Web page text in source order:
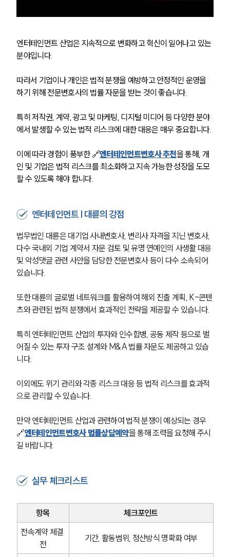
엔터테인먼트 산업은 지속적으로 변화하고 혁신이 일어나고 있는
분야입니다.
따라서 기업이나 개인은 법적 분쟁을 예방하고 안정적인 운영을
하기 위해 전문변호사의 법률 자문을 받는 것이 좋습니다.
특히 저작권, 계약, 광고 및 마케팅, 디지털 미디어 등 다양한 분야
에서 발생할 수 있는 법적 리스크에 대한 대응은 매우 중요합니다.
이에 따라 경험이 풍부한 🔗엔터테인먼트변호사 추천을 통해, 개
인 및 기업은 법적 리스크를 최소화하고 지속 가능한 성장을 도모
할 수 있도록 해야 합니다.
엔터테인먼트 | 대륜의 강점
법무법인 대륜은 대기업 사내변호사, 변리사 자격을 지닌 변호사,
다수 국내외 기업 계약서 자문 검토 및 유명 연예인의 사생활 대응
및 악성댓글 관련 사안을 담당한 전문변호사 등이 다수 소속되어
있습니다.
또한 대륜의 글로벌 네트워크를 활용하여 해외 진출 계획, K-콘텐
츠와 관련된 법적 분쟁에서 효과적인 전략을 제공할 수 있습니다.
특히 엔터테인먼트 산업의 투자와 인수합병, 공동 제작 등으로 벌
어질 수 있는 투자 구조 설계와 M&A 법률 자문도 제공하고 있습
니다.
이외에도 위기 관리와 각종 리스크 대응 등 법적 리스크를 효과적
으로 관리할 수 있습니다.
만약 엔터테인먼트 산업과 관련하여 법적 분쟁이 예상되는 경우
🔗엔터테인먼트변호사 법률상담예약을 통해 조력을 요청해 주시
길 바랍니다.
실무 체크리스트
항목
체크포인트
전속계약 체결
전
기간, 활동범위, 정산방식 명확화 여부